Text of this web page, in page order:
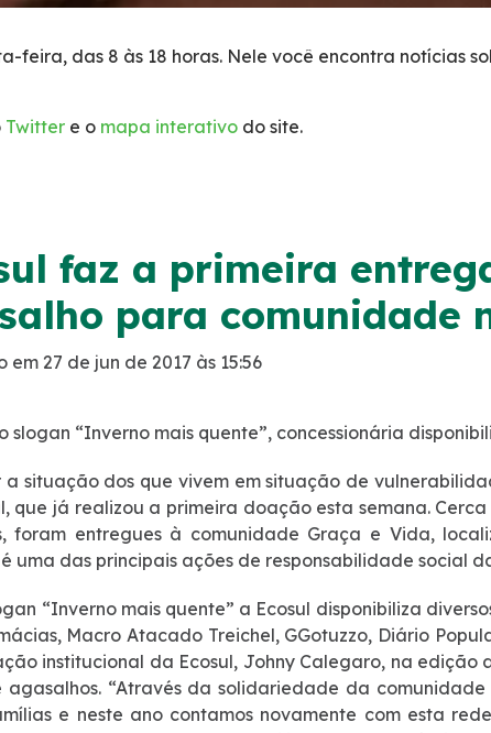
feira, das 8 às 18 horas. Nele você encontra notícias
Twitter e o mapa interativo do site.
faz a primeira
para comunidade
em 27 de jun de 2017 às 15:56
slogan “Inverno mais quente”, concessionária
a situação dos que vivem em situação de
que já realizou a primeira doação esta semana.
foram entregues à comunidade Graça e Vida,
uma das principais ações de responsabilidade social
“Inverno mais quente” a Ecosul disponibiliza
Macro Atacado Treichel, GGotuzzo, Diário
institucional da Ecosul, Johny Calegaro, na
agasalhos. “Através da solidariedade da
e neste ano contamos novamente com esta